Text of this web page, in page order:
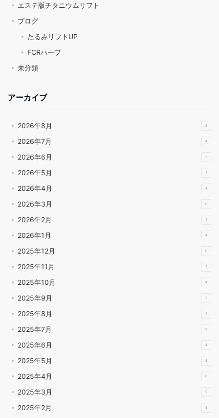
エステ版チタニウムリフト
ブログ
たるみリフトUP
FCRハーブ
未分類
アーカイブ
2026年8月 2
2026年7月 4
2026年6月 5
2026年5月 4
2026年4月 4
2026年3月 6
2026年2月 4
2026年1月 4
2025年12月 6
2025年11月 4
2025年10月 4
2025年9月 5
2025年8月 4
2025年7月 8
2025年6月 4
2025年5月 5
2025年4月 6
2025年3月 9
2025年2月 5